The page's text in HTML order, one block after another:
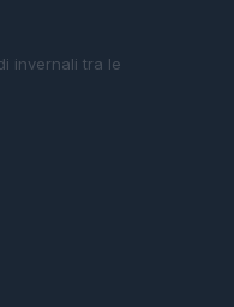
invernali tra le